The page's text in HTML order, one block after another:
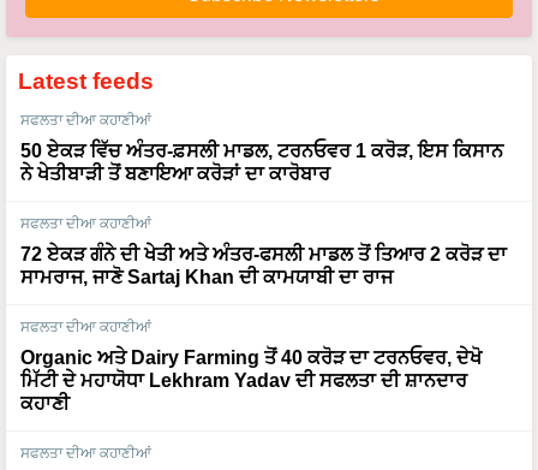
Latest feeds
ਸਫਲਤਾ ਦੀਆ ਕਹਾਣੀਆਂ
50 ਏਕੜ ਵਿੱਚ ਅੰਤਰ-ਫ਼ਸਲੀ ਮਾਡਲ, ਟਰਨਓਵਰ 1 ਕਰੋੜ, ਇਸ ਕਿਸਾਨ
ਨੇ ਖੇਤੀਬਾੜੀ ਤੋਂ ਬਣਾਇਆ ਕਰੋੜਾਂ ਦਾ ਕਾਰੋਬਾਰ
ਸਫਲਤਾ ਦੀਆ ਕਹਾਣੀਆਂ
72 ਏਕੜ ਗੰਨੇ ਦੀ ਖੇਤੀ ਅਤੇ ਅੰਤਰ-ਫਸਲੀ ਮਾਡਲ ਤੋਂ ਤਿਆਰ 2 ਕਰੋੜ ਦਾ
ਸਾਮਰਾਜ, ਜਾਣੋ Sartaj Khan ਦੀ ਕਾਮਯਾਬੀ ਦਾ ਰਾਜ
ਸਫਲਤਾ ਦੀਆ ਕਹਾਣੀਆਂ
Organic ਅਤੇ Dairy Farming ਤੋਂ 40 ਕਰੋੜ ਦਾ ਟਰਨਓਵਰ, ਦੇਖੋ
ਮਿੱਟੀ ਦੇ ਮਹਾਯੋਧਾ Lekhram Yadav ਦੀ ਸਫਲਤਾ ਦੀ ਸ਼ਾਨਦਾਰ
ਕਹਾਣੀ
ਸਫਲਤਾ ਦੀਆ ਕਹਾਣੀਆਂ